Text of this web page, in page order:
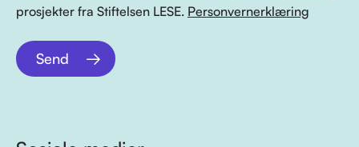
prosjekter fra Stiftelsen LESE. Personvernerklæring
Send